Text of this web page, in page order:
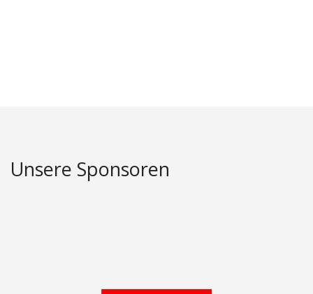
Unsere Sponsoren